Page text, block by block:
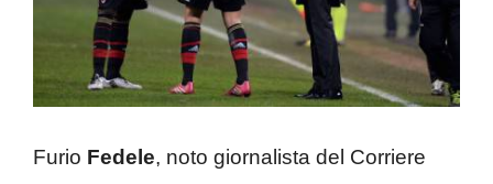
Furio Fedele, noto giornalista del Corriere